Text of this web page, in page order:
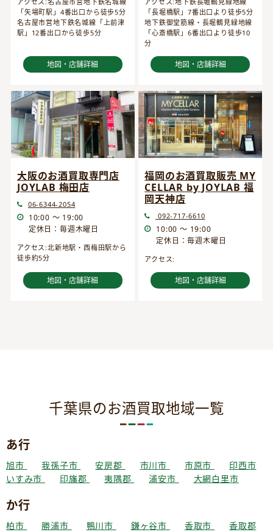
「矢場町駅」4番出口から徒歩5分
名古屋市営地下鉄名城線「上前津
駅」12番出口から徒歩5分
地図・店舗詳細
「長堀橋駅」7番出口より徒歩5分
地下鉄御堂筋線・長堀鶴見緑地線
「心斎橋駅」6番出口より徒歩10
分
地図・店舗詳細
大阪のお酒買取専門店
JOYLAB 梅田店
06-6344-2054
10:00 ～ 19:00
定休日：毎週木曜日
アクセス:北新地駅・西梅田駅から
徒歩約5分
地図・店舗詳細
福岡のお酒買取販売 MY
CELLAR by JOYLAB 福
岡天神店
092-717-6610
10:00 ～ 19:00
定休日：毎週木曜日
アクセス:
地図・店舗詳細
千葉県のお酒買取地域一覧
あ行
旭市 我孫子市 安房郡 市川市 市原市
印西市
いすみ市
印旛郡 夷隅郡 浦安市 大網白里市
か行
柏市 勝浦市 鴨川市 鎌ヶ谷市 香取市
香取郡